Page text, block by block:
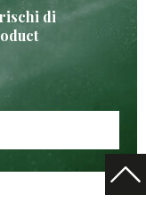
di